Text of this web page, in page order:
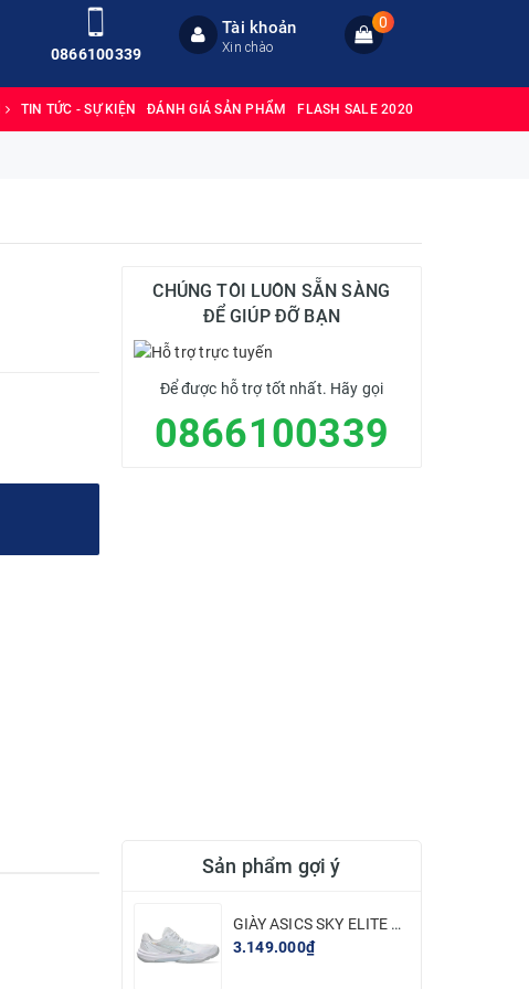
0866100339
Tài khoản
Xin chào
0
TIN TỨC - SỰ KIỆN ĐÁNH GIÁ SẢN PHẨM FLASH SALE 2020
CHÚNG TÔI LUÔN SẴN SÀNG
ĐỂ GIÚP ĐỠ BẠN
Để được hỗ trợ tốt nhất. Hãy gọi
0866100339
Sản phẩm gợi ý
GIÀY ASICS SKY ELITE FF 3 - TRẮNG BẠC
3.149.000₫